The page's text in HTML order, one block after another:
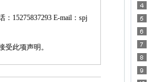
15275837293 E-mail：spj
此项声明。